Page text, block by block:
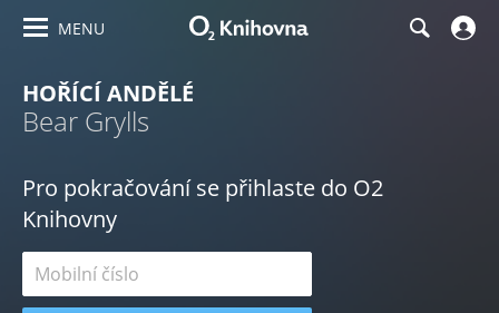
MENU
HOŘÍCÍ ANDĚLÉ
Bear Grylls
Pro pokračování se přihlaste do O2
Knihovny